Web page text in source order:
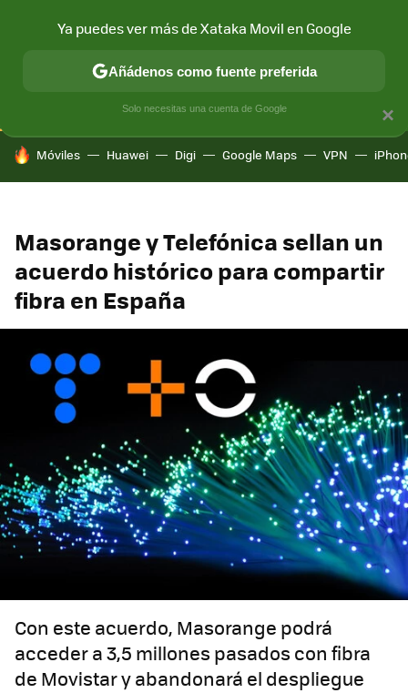
CONECTIVIDAD MÓVIL Y SOCIEDAD APLICACIONES
HOY SE HABLA DE
Móviles Huawei Digi Google Maps VPN
Masorange y Telefónica sellan un
acuerdo histórico para compartir
fibra en España
Con este acuerdo, Masorange podrá
acceder a 3,5 millones pasados con fibra
de Movistar y abandonará el despliegue
×
Ya puedes ver más de Xataka Movil en Google
Añádenos como fuente preferida
Solo necesitas una cuenta de Google